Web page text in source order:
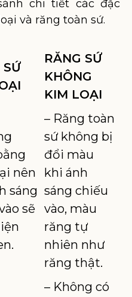
chi tiết các đặc
và răng toàn sứ.
SỨ
RĂNG SỨ
KHÔNG
KIM LOẠI
nên
sáng
sẽ
– Răng toàn
sứ không bị
đổi màu
khi ánh
sáng chiếu
vào, màu
răng tự
nhiên như
răng thật.
– Không có